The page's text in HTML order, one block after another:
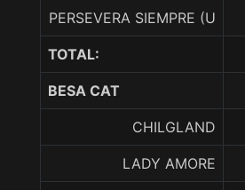
PERSEVERA SIEMPRE (U
TOTAL:
BESA CAT
CHILGLAND
LADY AMORE